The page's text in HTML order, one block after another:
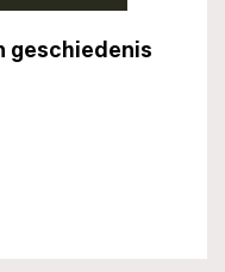
geschiedenis